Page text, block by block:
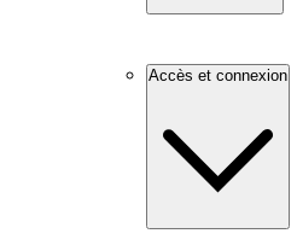
Accès et connexion